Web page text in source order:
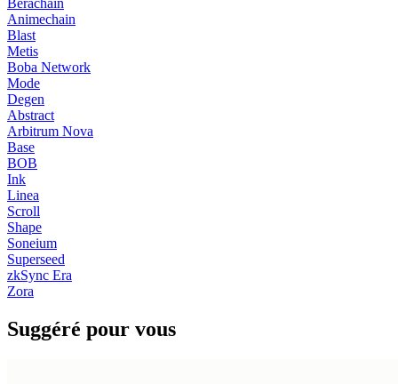
Animechain
Blast
Metis
Boba Network
Mode
Degen
Abstract
Arbitrum Nova
Base
BOB
Ink
Linea
Scroll
Shape
Soneium
Superseed
zkSync Era
Zora
Suggéré pour vous